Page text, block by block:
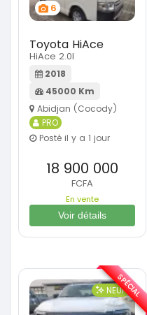
6
Toyota HiAce
HiAce 2.0l
2018
45000 Km
Abidjan (Cocody)
PRO
Posté il y a 1 jour
18 900 000
FCFA
En vente
Voir détails
NEUFSPÉCIAL